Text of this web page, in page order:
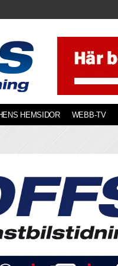
HEMSIDOR WEBB-TV